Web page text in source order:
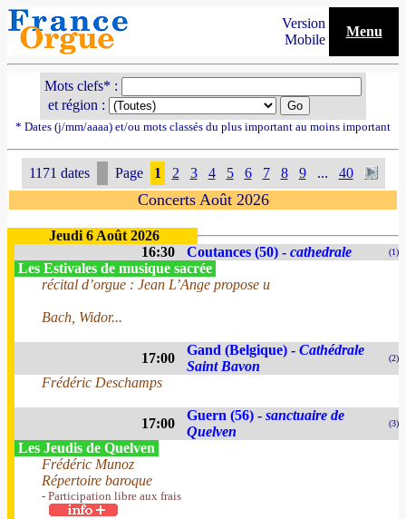
Version
Mobile
Menu
Mots clefs* :
et région :
* Dates (j/mm/aaaa) et/ou mots classés du plus important au moins important
1171 dates Page 1 2 3 4 5 6 7 8 9 ... 40
Concerts Août 2026
Jeudi 6 Août 2026
16:30
Coutances (50) - cathedrale (1)
Les Estivales de musique sacrée
récital d’orgue : Jean L’Ange propose u
Bach, Widor...
17:00
Gand (Belgique) - Cathédrale
Saint Bavon
(2)
Frédéric Deschamps
17:00
Guern (56) - sanctuaire de
Quelven
(3)
Les Jeudis de Quelven
Frédéric Munoz
Répertoire baroque
- Participation libre aux frais